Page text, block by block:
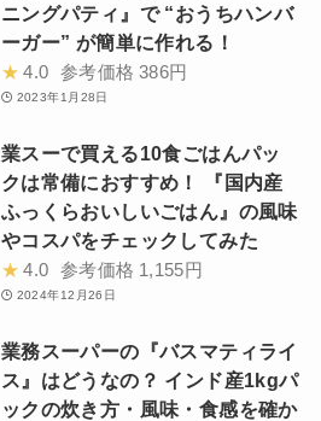
ニングパティ』で “おうちハンバ
ーガー” が簡単に作れる！
★ 4.0 参考価格 386円
2023年1月28日
業スーで買える10食ごはんパッ
クは常備におすすめ！ 『国内産
ふっくらおいしいごはん』の風味
やコスパをチェックしてみた
★ 4.0 参考価格 1,155円
2024年12月26日
業務スーパーの『バスマティライ
ス』はどうなの？ インド産1kgパ
ックの炊き方・風味・食感を確か